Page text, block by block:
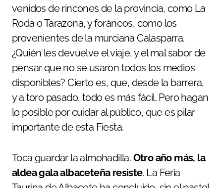
venidos de rincones de la provincia, como La
Roda o Tarazona, y foráneos, como los
provenientes de la murciana Calasparra.
¿Quién les devuelve el viaje, y el mal sabor de
pensar que no se usaron todos los medios
disponibles? Cierto es, que, desde la barrera,
y a toro pasado, todo es más fácil. Pero hagan
lo posible por cuidar al público, que es pilar
importante de esta Fiesta.
Toca guardar la almohadilla. Otro año más, la
aldea gala albaceteña resiste. La Feria